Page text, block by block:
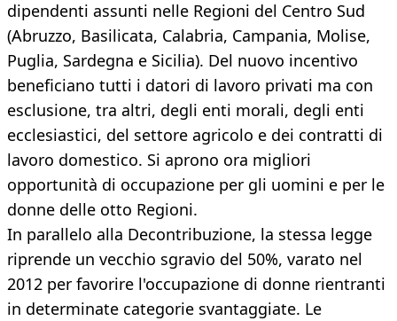
dipendenti assunti nelle Regioni del Centro Sud
(Abruzzo, Basilicata, Calabria, Campania, Molise,
Puglia, Sardegna e Sicilia). Del nuovo incentivo
beneficiano tutti i datori di lavoro privati ma con
esclusione, tra altri, degli enti morali, degli enti
ecclesiastici, del settore agricolo e dei contratti di
lavoro domestico. Si aprono ora migliori
opportunità di occupazione per gli uomini e per le
donne delle otto Regioni.
In parallelo alla Decontribuzione, la stessa legge
riprende un vecchio sgravio del 50%, varato nel
2012 per favorire l'occupazione di donne rientranti
in determinate categorie svantaggiate. Le